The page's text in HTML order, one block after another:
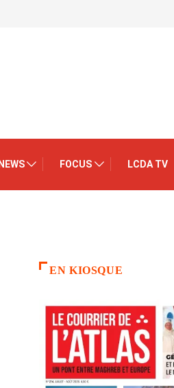
NEWS FOCUS LCDA TV
EN KIOSQUE